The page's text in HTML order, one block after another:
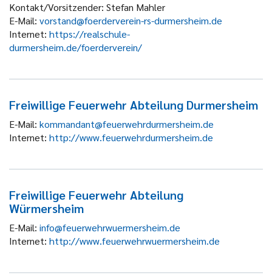
Kontakt/Vorsitzender: Stefan Mahler
E-Mail: vorstand@foerderverein-rs-durmersheim.de
Internet: https://realschule-
durmersheim.de/foerderverein/
Freiwillige Feuerwehr Abteilung Durmersheim
E-Mail: kommandant@feuerwehrdurmersheim.de
Internet: http://www.feuerwehrdurmersheim.de
Freiwillige Feuerwehr Abteilung
Würmersheim
E-Mail: info@feuerwehrwuermersheim.de
Internet: http://www.feuerwehrwuermersheim.de